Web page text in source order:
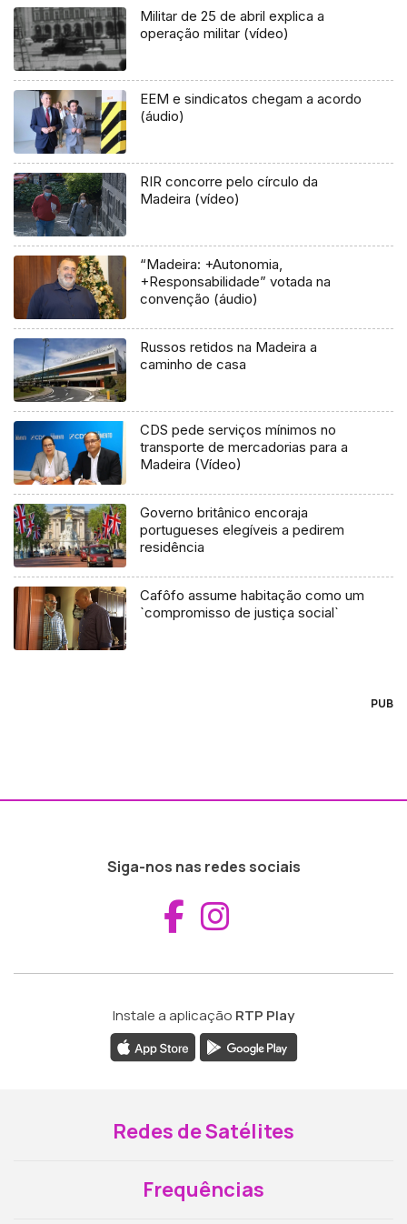
Militar de 25 de abril explica a
operação militar (vídeo)
EEM e sindicatos chegam a acordo
(áudio)
RIR concorre pelo círculo da
Madeira (vídeo)
“Madeira: +Autonomia,
+Responsabilidade” votada na
convenção (áudio)
Russos retidos na Madeira a
caminho de casa
CDS pede serviços mínimos no
transporte de mercadorias para a
Madeira (Vídeo)
Governo britânico encoraja
portugueses elegíveis a pedirem
residência
Cafôfo assume habitação como um
`compromisso de justiça social`
PUB
Siga-nos nas redes sociais
Aceder ao
Instale a aplicação RTP Play
Redes de Satélites
Frequências